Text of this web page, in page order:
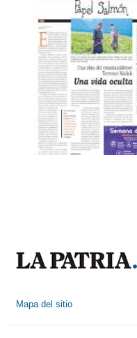
Mapa del sitio